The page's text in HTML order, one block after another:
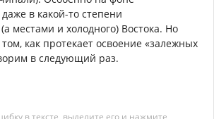
в какой-то степени
местами и холодного) Востока. Но
как протекает освоение «залежных
в следующий раз.
в тексте, выделите его и нажмите